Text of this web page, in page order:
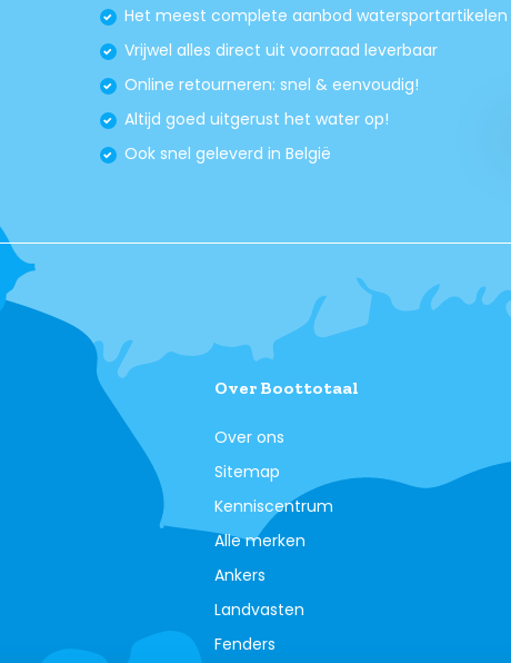
Het meest complete aanbod watersportartikelen
Vrijwel alles direct uit voorraad leverbaar
Online retourneren: snel & eenvoudig!
Altijd goed uitgerust het water op!
Ook snel geleverd in België
Over Boottotaal
Over ons
Sitemap
Kenniscentrum
Alle merken
Ankers
Landvasten
Fenders